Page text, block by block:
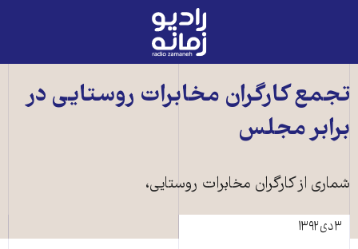
رادیو
زمانه
صفحه
تجمع کارگران مخابرات روستايی در
برابر مجلس
شماری از کارگران مخابرات روستايی،
۳ دی ۱۳۹۲